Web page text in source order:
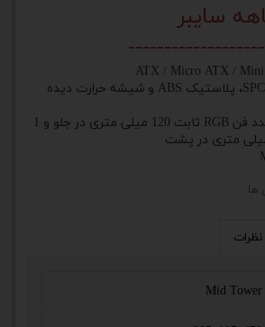
تعداد فن نصب‌شده: 3 عدد فن RGB ثابت 120 میلی متری در جلو و 1
ها
نظرات
Mid Tower